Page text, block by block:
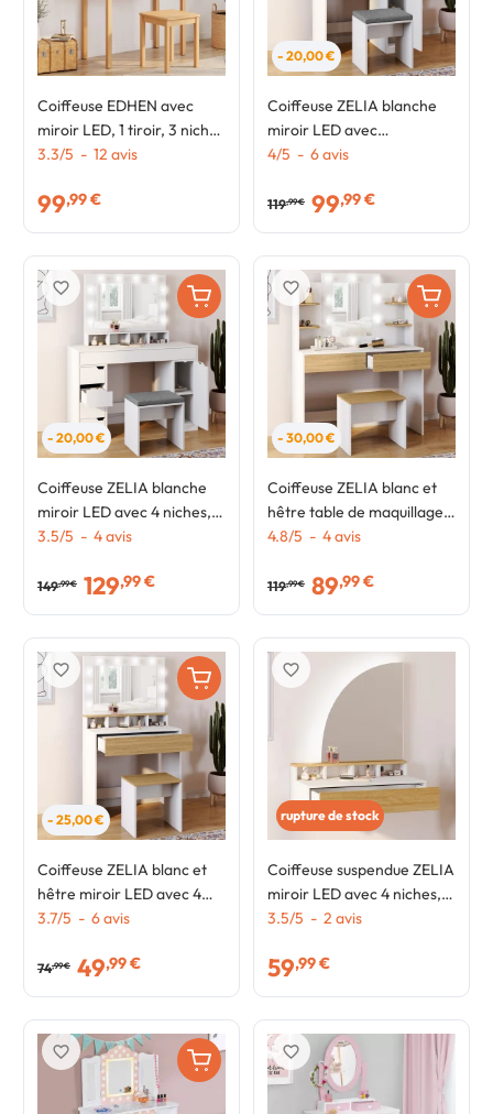
Coiffeuse EDHEN avec
miroir LED, 1 tiroir, 3 niches
et tabouret effet cannage
3.3/5 - 12 avis
99,99 €
- 20,00 €
Coiffeuse ZELIA blanche
miroir LED avec
rangement, 1 tiroir, 1
tabouret rembourré
4/5 - 6avis
119,99 € 99,99 €
- 20,00 €
Coiffeuse ZELIA blanche
miroir LED avec 4 niches, 5
tiroirs, 1 caisson de
rembourré
3.5/5 - 4avis
149,99 € 129,99 €
favorite_border
- 30,00 €
Coiffeuse ZELIA blanc et
hêtre table de maquillage 4
étagères, miroir LED et
4.8/5 - 4avis
119,99 € 89,99 €
favorite_border
- 25,00 €
Coiffeuse ZELIA blanc et
hêtre miroir LED avec 4
niches, 1 tiroir et tabouret
3.7/5 - 6avis
74,99 € 49,99 €
favorite_border
rupture de stock
Coiffeuse suspendue ZELIA
miroir LED avec 4 niches, 1
tiroir bois et blanc
3.5/5 - 2 avis
59,99 €
favorite_border
favorite_border favorite_border